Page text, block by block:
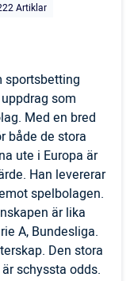
Artiklar
sportsbetting
som
Med en bred
både de stora
ute i Europa är
Han levererar
spelbolagen.
är lika
A, Bundesliga.
Den stora
schyssta odds.